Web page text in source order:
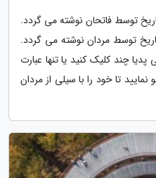
توسط فاتحان نوشته می گردد.
توسط مردان نوشته می گردد.
چند کلیک کنید یا تنها عبارت
تا خود را با سیلی از مردان